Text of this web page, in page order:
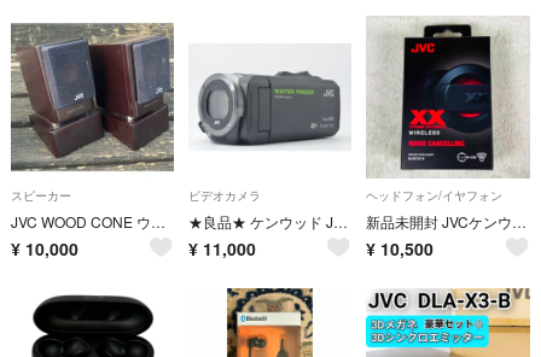
スピーカー
JVC WOOD CONE ウッドコーン スピーカー SP-EXNW1 ジャンク品
¥ 10,000
ビデオカメラ
★良品★ ケンウッド JVC Everio GZ-RX500 ビデオカメラ B4501 #33
¥ 11,000
ヘッドフォン/イヤフォン
新品未開封 JVCケンウッド ワイヤレスイヤホン ノイズキャンセリング レッド
¥ 10,500